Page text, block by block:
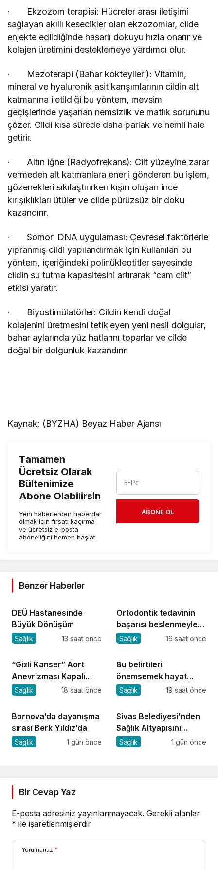
· Ekzozom terapisi: Hücreler arası iletişimi
sağlayan akıllı kesecikler olan ekzozomlar, cilde
enjekte edildiğinde hasarlı dokuyu hızla onarır ve
kolajen üretimini desteklemeye yardımcı olur.
· Mezoterapi (Bahar kokteylleri): Vitamin,
mineral ve hyaluronik asit karışımlarının cildin alt
katmanına iletildiği bu yöntem, mevsim
geçişlerinde yaşanan nemsizlik ve matlık sorununu
çözer. Cildi kısa sürede daha parlak ve nemli hale
getirir.
· Altın iğne (Radyofrekans): Cilt yüzeyine zarar
vermeden alt katmanlara enerji gönderen bu işlem,
gözenekleri sıkılaştırırken kışın oluşan ince
kırışıklıkları ütüler ve cilde pürüzsüz bir doku
kazandırır.
· Somon DNA uygulaması: Çevresel faktörlerle
yıpranmış cildi yapılandırmak için kullanılan bu
yöntem, içeriğindeki polinükleotitler sayesinde
cildin su tutma kapasitesini artırarak “cam cilt”
etkisi yaratır.
· Biyostimülatörler: Cildin kendi doğal
kolajenini üretmesini tetikleyen yeni nesil dolgular,
bahar aylarında yüz hatlarını toparlar ve cilde
doğal bir dolgunluk kazandırır.
Kaynak: (BYZHA) Beyaz Haber Ajansı
Tamamen
Ücretsiz Olarak
Bültenimize
Abone Olabilirsin
Yeni haberlerden haberdar
olmak için fırsatı kaçırma
ve ücretsiz e-posta
aboneliğini hemen başlat.
ABONE OL
Benzer Haberler
DEÜ Hastanesinde
Büyük Dönüşüm
Sağlık 13 saat önce
Ortodontik tedavinin
başarısı beslenmeyle
başlar!
Sağlık 16 saat önce
“Gizli Kanser” Aort
Anevrizması Kapalı
Yöntemle Tedavi Edildi
Sağlık 18 saat önce
Bu belirtileri
önemsemek hayat
kurtarıyor
Sağlık 19 saat önce
Bornova’da dayanışma
sırası Berk Yıldız’da
Sağlık 1 gün önce
Sivas Belediyesi’nden
Sağlık Altyapısını
Güçlendirecek Yatırım
Sağlık 1 gün önce
Bir Cevap Yaz
E-posta adresiniz yayınlanmayacak. Gerekli alanlar
* ile işaretlenmişlerdir
Yorumunuz *